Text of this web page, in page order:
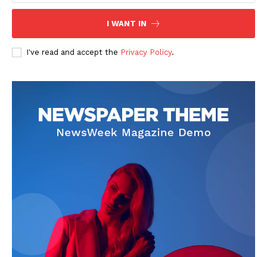
I WANT IN
I've read and accept the Privacy Policy.